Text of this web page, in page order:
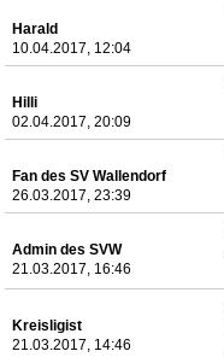
Harald
10.04.2017, 12:04
Hilli
02.04.2017, 20:09
Fan des SV Wallendorf
26.03.2017, 23:39
Admin des SVW
21.03.2017, 16:46
Kreisligist
21.03.2017, 14:46